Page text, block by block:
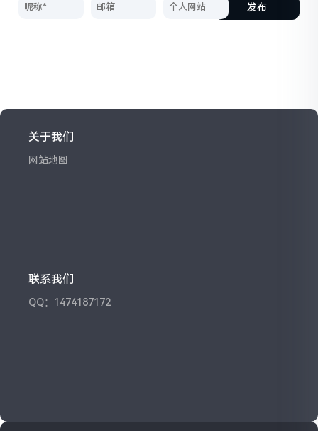
发布
关于我们
网站地图
联系我们
QQ：1474187172